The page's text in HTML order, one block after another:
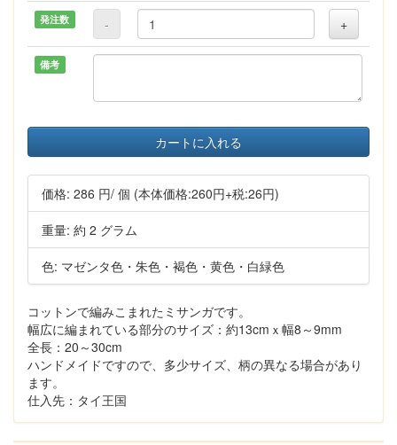
発注数 - +
備考
カートに入れる
価格: 286 円/ 個 (本体価格:260円+税:26円)
重量: 約 2 グラム
色: マゼンタ色・朱色・褐色・黄色・白緑色
コットンで編みこまれたミサンガです。
幅広に編まれている部分のサイズ：約13cmｘ幅8～9mm
全長：20～30cm
ハンドメイドですので、多少サイズ、柄の異なる場合があり
ます。
仕入先：タイ王国